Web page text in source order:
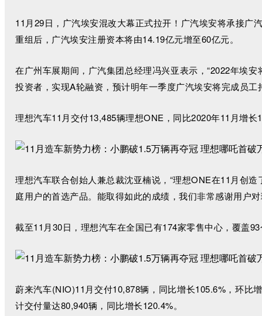
11月29日，广汽埃安混改大幕正式拉开！广汽埃安将承接广
重组后，广汽埃安注册资本将由14.19亿元增至60亿元。
在广州车展期间，广汽集团总经理冯兴亚表示，“2022年埃
投资者，实现A轮融资，预计明年一季度广汽埃安将完成员工
理想汽车11月交付13,485辆理想ONE，同比2020年11月增
理想汽车联合创始人兼总裁沈亚楠说，“理想ONE在11月创
庭用户的首选产品。能取得如此的成绩，我们非常感谢用户
截至11月30日，理想汽车在全国已有174家零售中心，覆盖
蔚来汽车(NIO)11月交付10,878辆，同比增长105.6%，环比
计交付量达80,940辆，同比增长120.4%。